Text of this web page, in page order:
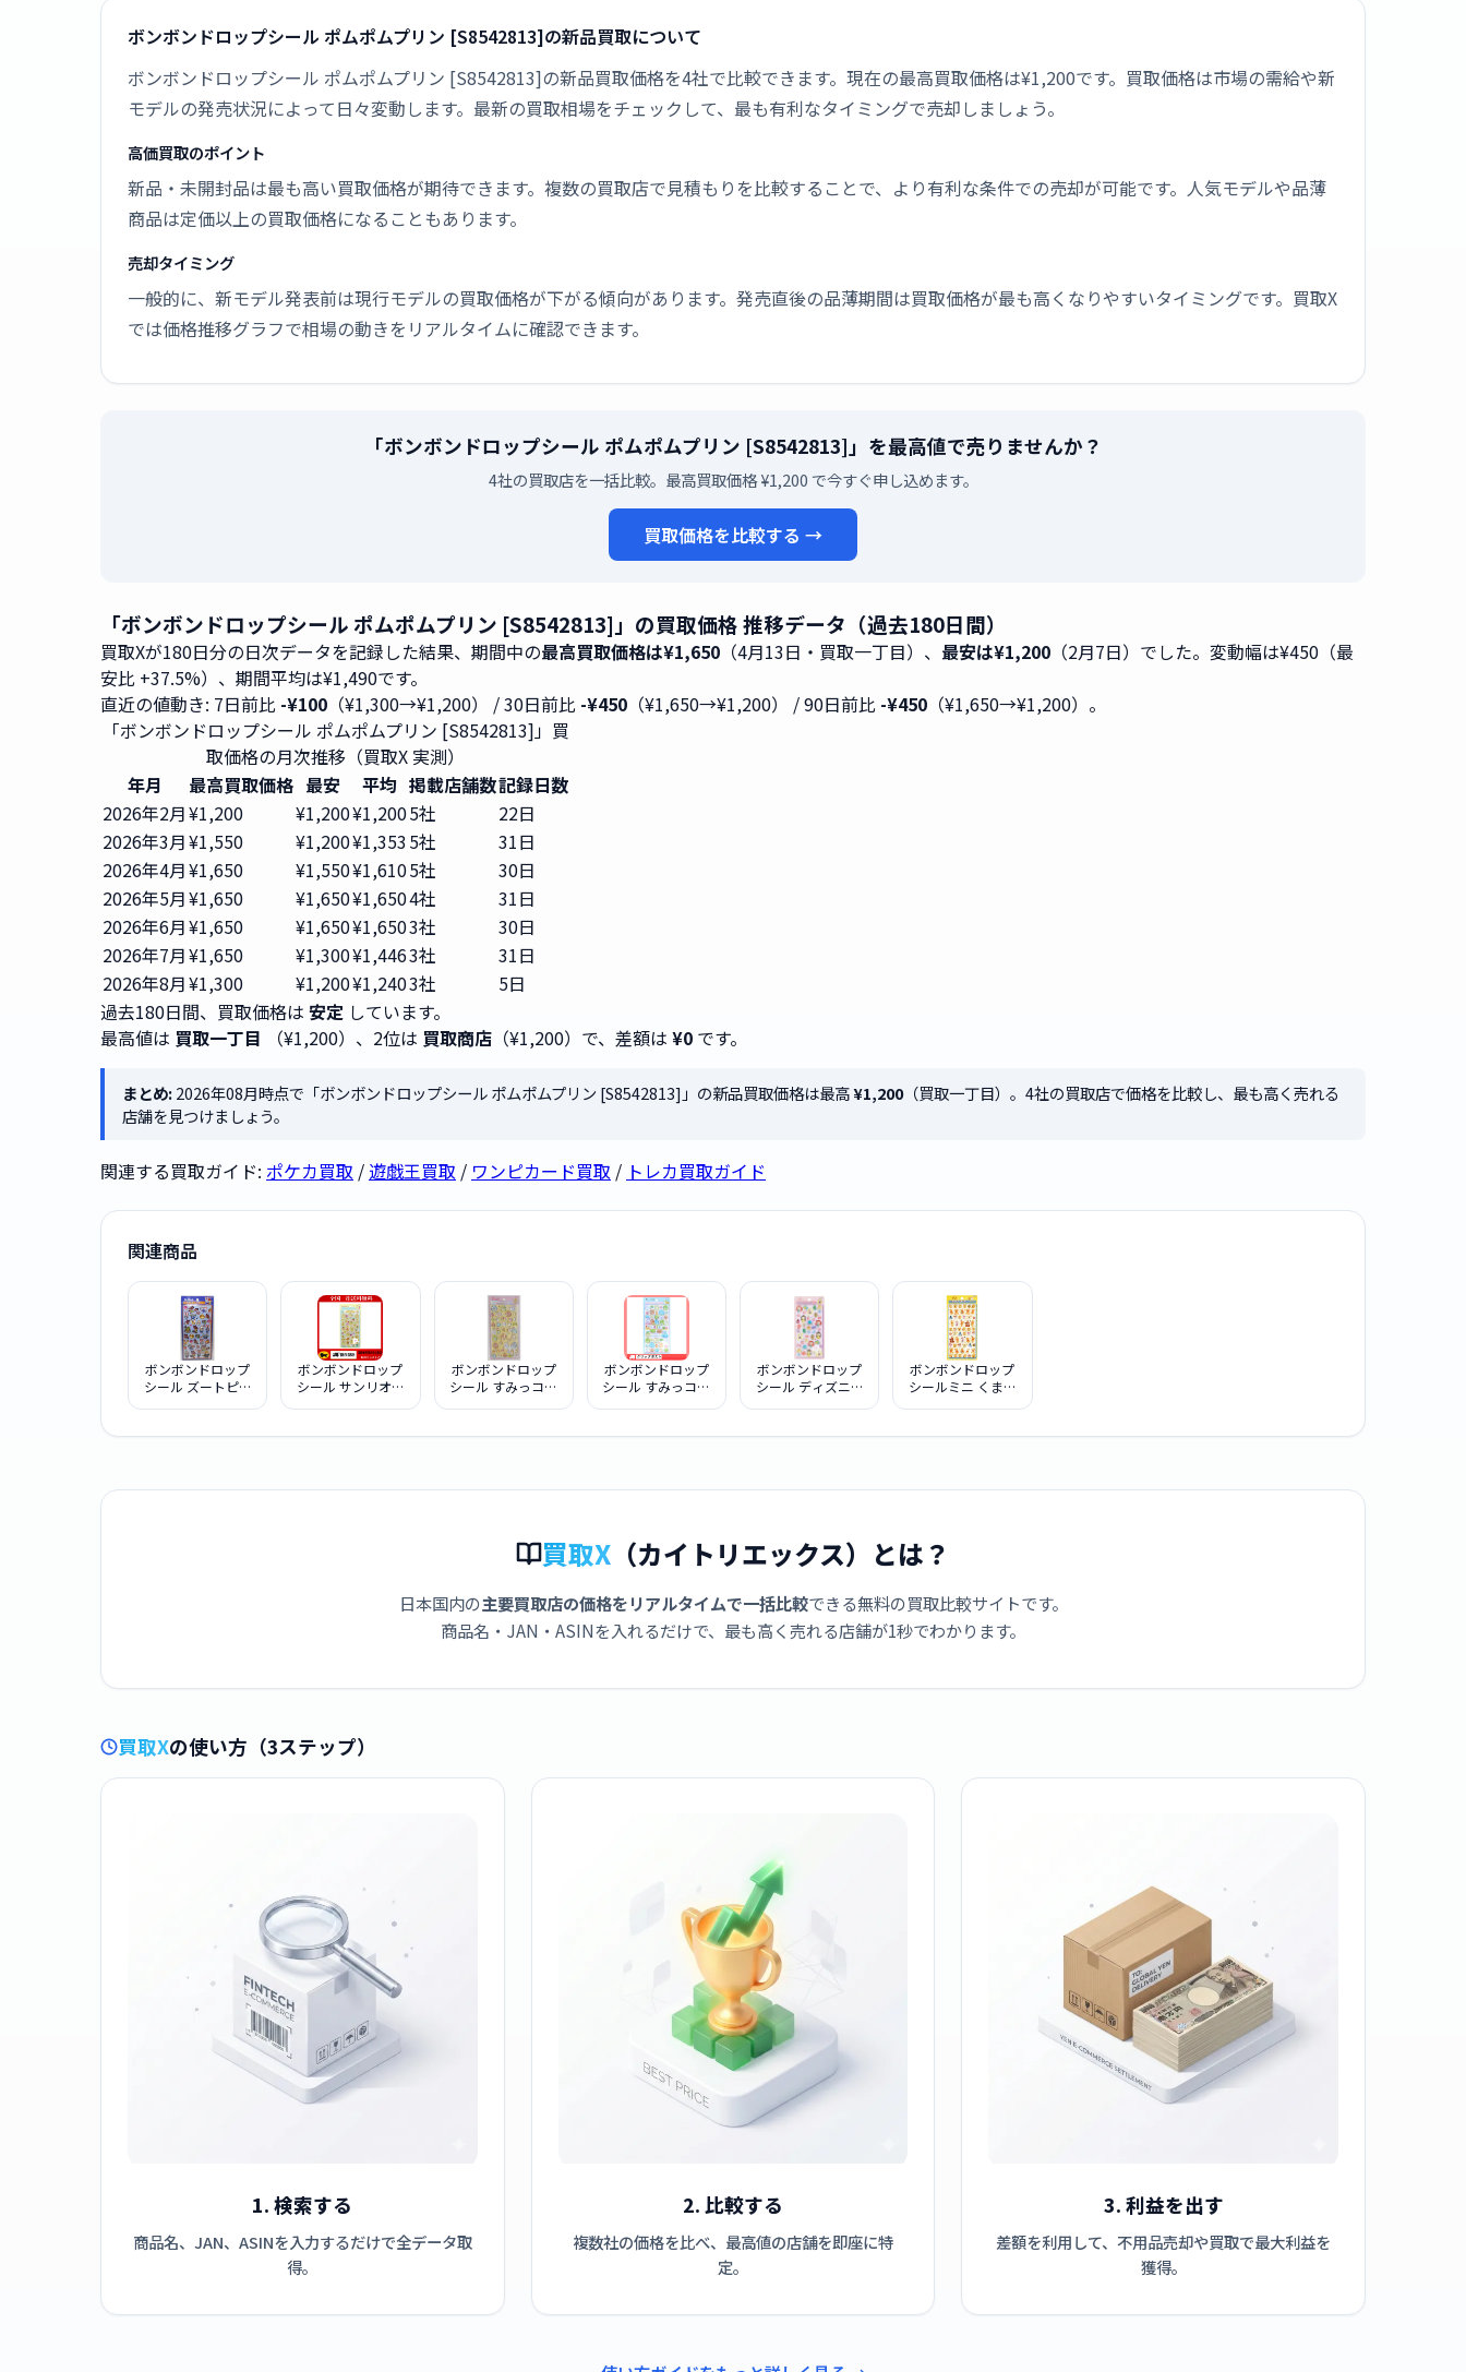
ボンボンドロップシール ポムポムプリン [S8542813]の新品買取について
ボンボンドロップシール ポムポムプリン [S8542813]の新品買取価格を4社で比較できます。現在の最高買取価格は¥1,200です。買取価格は市場の需給や新
モデルの発売状況によって日々変動します。最新の買取相場をチェックして、最も有利なタイミングで売却しましょう。
高価買取のポイント
新品・未開封品は最も高い買取価格が期待できます。複数の買取店で見積もりを比較することで、より有利な条件での売却が可能です。人気モデルや品薄
商品は定価以上の買取価格になることもあります。
売却タイミング
一般的に、新モデル発表前は現行モデルの買取価格が下がる傾向があります。発売直後の品薄期間は買取価格が最も高くなりやすいタイミングです。買取X
では価格推移グラフで相場の動きをリアルタイムに確認できます。
「ボンボンドロップシール ポムポムプリン [S8542813]」を最高値で売りませんか？
4社の買取店を一括比較。最高買取価格 ¥1,200 で今すぐ申し込めます。
買取価格を比較する →
「ボンボンドロップシール ポムポムプリン [S8542813]」の買取価格 推移データ（過去180日間）
買取Xが180日分の日次データを記録した結果、期間中の最高買取価格は¥1,650 （4月13日・買取一丁目）、 最安は¥1,200 （2月7日）でした。変動幅は¥450（最
安比 +37.5%）、期間平均は¥1,490です。
直近の値動き: 7日前比 -¥100 （¥1,300→¥1,200） / 30日前比 -¥450 （¥1,650→¥1,200） / 90日前比 -¥450 （¥1,650→¥1,200）。
「ボンボンドロップシール ポムポムプリン [S8542813]」買
取価格の月次推移（買取X 実測）
年月
最高買取価格 最安 平均 掲載店舗数記録日数
2026年2月¥1,200 ¥1,200¥1,2005社
22日
2026年3月¥1,550 ¥1,200¥1,3535社
31日
2026年4月¥1,650 ¥1,550¥1,6105社
30日
2026年5月¥1,650 ¥1,650¥1,6504社
31日
2026年6月¥1,650 ¥1,650¥1,6503社
30日
2026年7月¥1,650 ¥1,300¥1,4463社
31日
2026年8月¥1,300 ¥1,200¥1,2403社
5日
過去180日間、買取価格は 安定 しています。
最高値は 買取一丁目 （¥1,200）、2位は 買取商店 （¥1,200）で、差額は ¥0 です。
まとめ:2026年08月時点で「ボンボンドロップシール ポムポムプリン [S8542813]」の新品買取価格は最高¥1,200（買取一丁目）。4社の買取店で価格を比較し、最も高く売れる
店舗を見つけましょう。
関連する買取ガイド: ポケカ買取 / 遊戯王買取 / ワンピカード買取 / トレカ買取ガイド
関連商品
ボンボンドロップ
シール ズートピア
ボンボンドロップ
シール サンリオキ
ボンボンドロップ
シール すみっコぐ
ボンボンドロップ
シール すみっコぐ
ボンボンドロップ
シール ディズニー
ボンボンドロップ
シールミニ くまの
買取X （カイトリエックス）とは？
日本国内の主要買取店の価格をリアルタイムで一括比較できる無料の買取比較サイトです。
商品名・JAN・ASINを入れるだけで、最も高く売れる店舗が1秒でわかります。
買取Xの使い方（3ステップ）
1. 検索する
商品名、JAN、ASINを入力するだけで全データ取
得。
2. 比較する
複数社の価格を比べ、最高値の店舗を即座に特
定。
3. 利益を出す
差額を利用して、不用品売却や買取で最大利益を
獲得。